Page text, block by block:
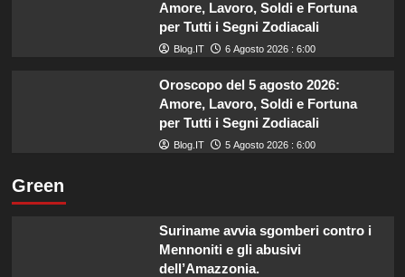
Amore, Lavoro, Soldi e Fortuna
per Tutti i Segni Zodiacali
Blog.IT 6 Agosto 2026 : 6:00
Oroscopo del 5 agosto 2026:
Amore, Lavoro, Soldi e Fortuna
per Tutti i Segni Zodiacali
Blog.IT 5 Agosto 2026 : 6:00
Green
Suriname avvia sgomberi contro i
Mennoniti e gli abusivi
dell’Amazzonia.